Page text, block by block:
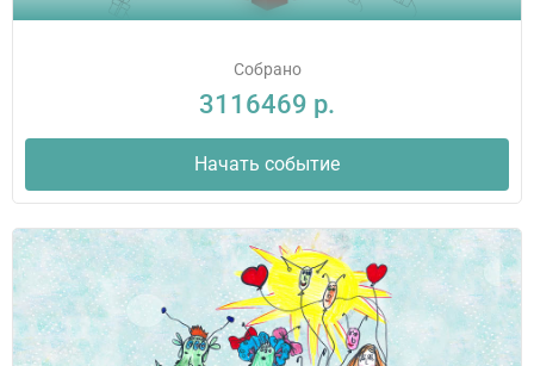
Собрано
3116469 р.
Начать событие